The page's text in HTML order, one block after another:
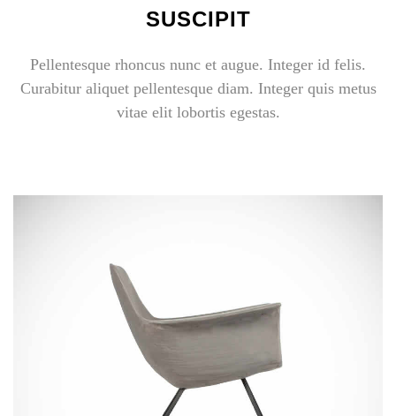
SUSCIPIT
Pellentesque rhoncus nunc et augue. Integer id felis.
Curabitur aliquet pellentesque diam. Integer quis metus
vitae elit lobortis egestas.